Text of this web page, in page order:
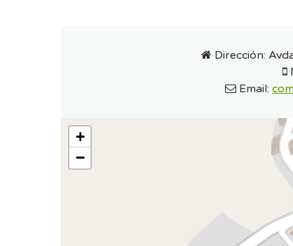
Dirección:
Email:
+
−